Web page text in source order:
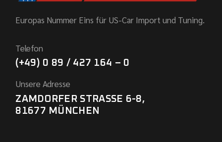
Europas Nummer Eins für US-Car Import und Tuning.
Telefon
(+49) 0 89 / 427 164 – 0
Unsere Adresse
ZAMDORFER STRASSE 6-8,
81677 MÜNCHEN